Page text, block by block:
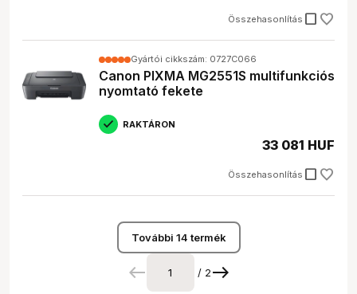
Összehasonlítás check_box_outline_blank
Gyártói cikkszám: 0727C066
Canon PIXMA MG2551S multifunkciós
nyomtató fekete
RAKTÁRON
Összehasonlítás check_box_outline_blank
33 081 HUF
További 14 termék
/ 2